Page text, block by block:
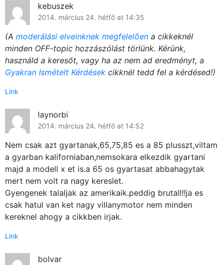
kebuszek
2014. március 24. hétfő at 14:35
(A moderálási elveinknek megfelelően a cikkeknél
minden OFF-topic hozzászólást törlünk. Kérünk,
használd a keresőt, vagy ha az nem ad eredményt, a
Gyakran Ismételt Kérdések cikknél tedd fel a kérdésed!)
Link
laynorbi
2014. március 24. hétfő at 14:52
Nem csak azt gyartanak,65,75,85 es a 85 plusszt,viltam
a gyarban kaliforniaban,nemsokara elkezdik gyartani
majd a modell x et is.a 65 os gyartasat abbahagytak
mert nem volt ra nagy kereslet.
Gyengenek talaljak az amerikaik.peddig brutall!!ja es
csak hatul van ket nagy villanymotor nem minden
kereknel ahogy a cikkben irjak.
Link
bolvar